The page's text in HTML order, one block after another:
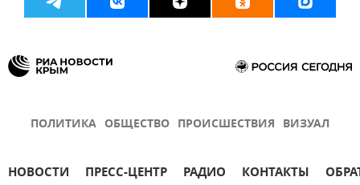
ПОЛИТИКА ОБЩЕСТВО ПРОИСШЕСТВИЯ ВИЗУАЛ
НОВОСТИ ПРЕСС-ЦЕНТР РАДИО КОНТАКТЫ